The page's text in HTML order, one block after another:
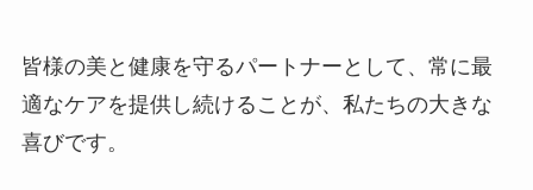
皆様の美と健康を守るパートナーとして、常に最
適なケアを提供し続けることが、私たちの大きな
喜びです。